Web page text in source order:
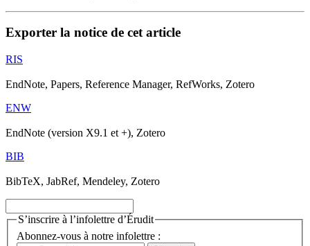
Exporter la notice de cet article
RIS
EndNote, Papers, Reference Manager, RefWorks, Zotero
ENW
EndNote (version X9.1 et +), Zotero
BIB
BibTeX, JabRef, Mendeley, Zotero
S’inscrire à l’infolettre d’Érudit
Abonnez-vous à notre infolettre :